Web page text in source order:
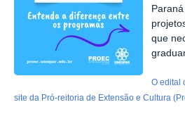
que
O edital
site da Pró-reitoria de Extensão e Cultura